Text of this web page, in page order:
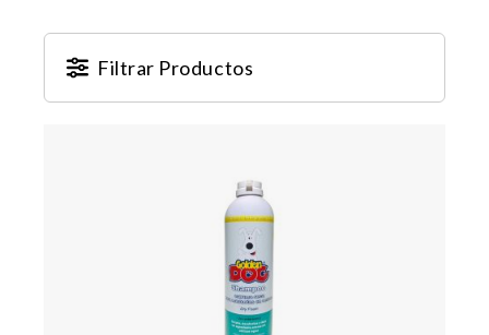
Filtrar Productos